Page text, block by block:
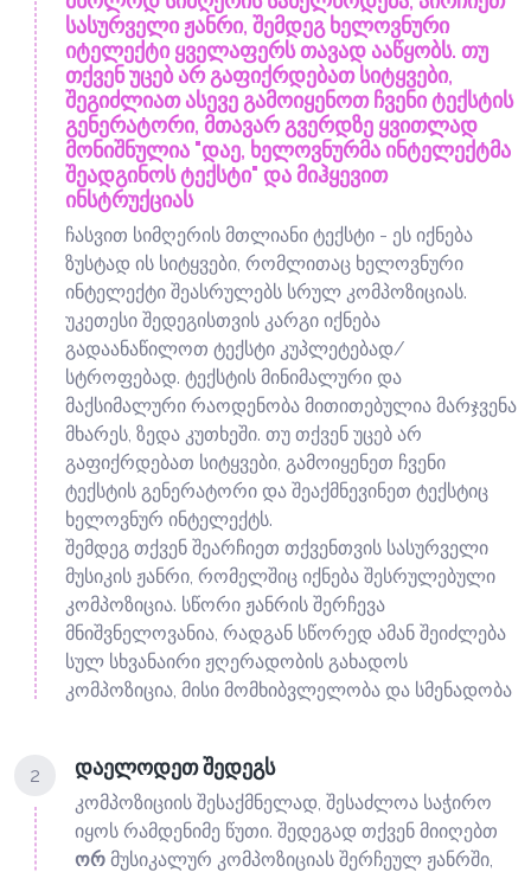
სასურველი ჟანრი, შემდეგ ხელოვნური
იტელექტი ყველაფერს თავად ააწყობს. თუ
თქვენ უცებ არ გაფიქრდებათ სიტყვები,
შეგიძლიათ ასევე გამოიყენოთ ჩვენი ტექსტის
გენერატორი, მთავარ გვერდზე ყვითლად
მონიშნულია "დაე, ხელოვნურმა ინტელექტმა
შეადგინოს ტექსტი" და მიჰყევით
ინსტრუქციას
ჩასვით სიმღერის მთლიანი ტექსტი - ეს იქნება
ზუსტად ის სიტყვები, რომლითაც ხელოვნური
ინტელექტი შეასრულებს სრულ კომპოზიციას.
უკეთესი შედეგისთვის კარგი იქნება
გადაანაწილოთ ტექსტი კუპლეტებად/
სტროფებად. ტექსტის მინიმალური და
მაქსიმალური რაოდენობა მითითებულია მარჯვენა
მხარეს, ზედა კუთხეში. თუ თქვენ უცებ არ
გაფიქრდებათ სიტყვები, გამოიყენეთ ჩვენი
ტექსტის გენერატორი და შეაქმნევინეთ ტექსტიც
ხელოვნურ ინტელექტს.
შემდეგ თქვენ შეარჩიეთ თქვენთვის სასურველი
მუსიკის ჟანრი, რომელშიც იქნება შესრულებული
კომპოზიცია. სწორი ჟანრის შერჩევა
მნიშვნელოვანია, რადგან სწორედ ამან შეიძლება
სულ სხვანაირი ჟღერადობის გახადოს
კომპოზიცია, მისი მომხიბვლელობა და სმენადობა
2 დაელოდეთ შედეგს
კომპოზიციის შესაქმნელად, შესაძლოა საჭირო
იყოს რამდენიმე წუთი. შედეგად თქვენ მიიღებთ
ორ მუსიკალურ კომპოზიციას შერჩეულ ჟანრში,